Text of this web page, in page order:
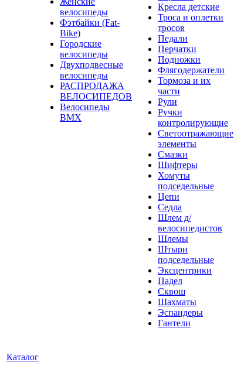
велосипеды
Фэтбайки (Fat-
Bike)
Городские
велосипеды
Двухподвесные
велосипеды
РАСПРОДАЖА
ВЕЛОСИПЕДОВ
Велосипеды
BMX
Кресла детские
Троса и оплетки
тросов
Педали
Перчатки
Подножки
Флягодержатели
Тормоза и их
части
Рули
Ручки
контролирующие
Светоотражающие
элементы
Смазки
Шифтеры
Хомуты
подседельные
Цепи
Седла
Шлем д/
велосипедистов
Шлемы
Штыри
подседельные
Эксцентрики
Падел
Сквош
Шахматы
Эспандеры
Гантели
Каталог